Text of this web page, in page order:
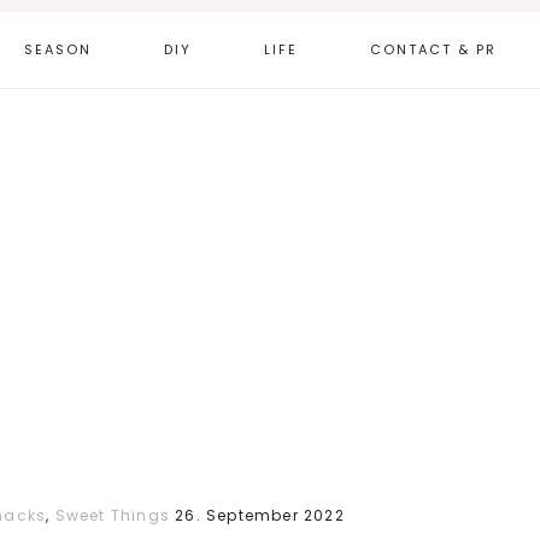
SEASON DIY LIFE CONTACT & PR
, Sweet Things 26. September 2022